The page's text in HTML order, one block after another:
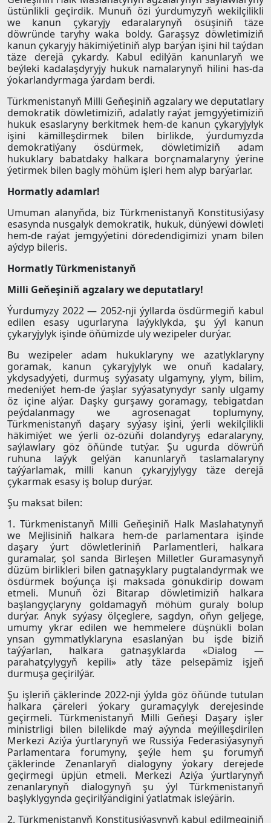
üstünlikli geçirdik. Munuň özi ýurdumyzyň wekilçilikli
we kanun çykaryjy edaralarynyň ösüşiniň täze
döwründe taryhy waka boldy. Garaşsyz döwletimiziň
kanun çykaryjy häkimiýetiniň alyp barýan işini hil taýdan
täze derejä çykardy. Kabul edilýän kanunlaryň we
beýleki kadalaşdyryjy hukuk namalarynyň hilini has-da
ýokarlandyrmaga ýardam berdi.
Türkmenistanyň Milli Geňeşiniň agzalary we deputatlary
demokratik döwletimiziň, adalatly raýat jemgyýetimiziň
hukuk esaslaryny berkitmek hem-de kanun çykaryjylyk
işini kämilleşdirmek bilen birlikde, ýurdumyzda
demokratiýany ösdürmek, döwletimiziň adam
hukuklary babatdaky halkara borçnamalaryny ýerine
ýetirmek bilen bagly möhüm işleri hem alyp barýarlar.
Hormatly adamlar!
Umuman alanyňda, biz Türkmenistanyň Konstitusiýasy
esasynda nusgalyk demokratik, hukuk, dünýewi döwleti
hem-de raýat jemgyýetini döredendigimizi ynam bilen
aýdyp bileris.
Hormatly Türkmenistanyň
Milli Geňeşiniň agzalary we deputatlary!
Ýurdumyzy 2022 — 2052-nji ýyllarda ösdürmegiň kabul
edilen esasy ugurlaryna laýyklykda, şu ýyl kanun
çykaryjylyk işinde öňümizde uly wezipeler durýar.
Bu wezipeler adam hukuklaryny we azatlyklaryny
goramak, kanun çykaryjylyk we onuň kadalary,
ykdysadyýeti, durmuş syýasaty ulgamyny, ylym, bilim,
medeniýet hem-de ýaşlar syýasatynydyr sanly ulgamy
öz içine alýar. Daşky gurşawy goramagy, tebigatdan
peýdalanmagy we agrosenagat toplumyny,
Türkmenistanyň daşary syýasy işini, ýerli wekilçilikli
häkimiýet we ýerli öz-özüňi dolandyryş edaralaryny,
saýlawlary göz öňünde tutýar. Şu ugurda döwrüň
ruhuna laýyk gelýän kanunlaryň taslamalaryny
taýýarlamak, milli kanun çykaryjylygy täze derejä
çykarmak esasy iş bolup durýar.
Şu maksat bilen:
1. Türkmenistanyň Milli Geňeşiniň Halk Maslahatynyň
we Mejlisiniň halkara hem-de parlamentara işinde
daşary ýurt döwletleriniň Parlamentleri, halkara
guramalar, şol sanda Birleşen Milletler Guramasynyň
düzüm birlikleri bilen gatnaşyklary pugtalandyrmak we
ösdürmek boýunça işi maksada gönükdirip dowam
etmeli. Munuň özi Bitarap döwletimiziň halkara
başlangyçlaryny goldamagyň möhüm guraly bolup
durýar. Anyk syýasy ölçeglere, sagdyn, oňyn geljege,
umumy ykrar edilen we hemmelere düşnükli bolan
ynsan gymmatlyklaryna esaslanýan bu işde biziň
taýýarlan, halkara gatnaşyklarda «Dialog —
parahatçylygyň kepili» atly täze pelsepämiz işjeň
durmuşa geçirilýär.
Şu işleriň çäklerinde 2022-nji ýylda göz öňünde tutulan
halkara çäreleri ýokary guramaçylyk derejesinde
geçirmeli. Türkmenistanyň Milli Geňeşi Daşary işler
ministrligi bilen bilelikde maý aýynda meýilleşdirilen
Merkezi Aziýa ýurtlarynyň we Russiýa Federasiýasynyň
Parlamentara forumyny, şeýle hem şu forumyň
çäklerinde Zenanlaryň dialogyny ýokary derejede
geçirmegi üpjün etmeli. Merkezi Aziýa ýurtlarynyň
zenanlarynyň dialogynyň şu ýyl Türkmenistanyň
başlyklygynda geçirilýändigini ýatlatmak isleýärin.
2. Türkmenistanyň Konstitusiýasynyň kabul edilmeginiň